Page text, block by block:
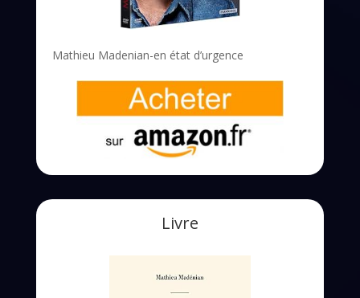
Mathieu Madenian-en état d’urgence
Livre